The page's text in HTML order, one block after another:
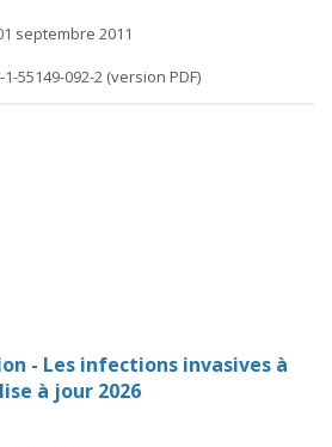
septembre 2011
55149-092-2 (version PDF)
- Les infections invasives à
à jour 2026